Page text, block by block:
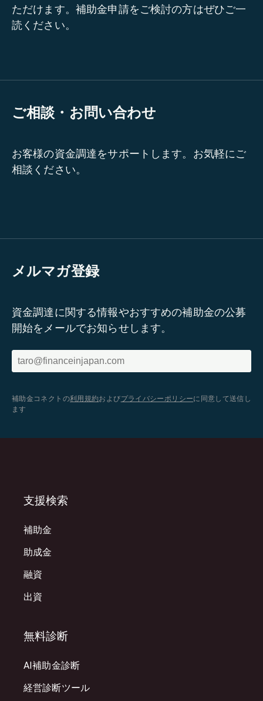
ただけます。補助金申請をご検討の方はぜひご一
読ください。
ご相談・お問い合わせ
お客様の資金調達をサポートします。お気軽にご
相談ください。
メルマガ登録
資金調達に関する情報やおすすめの補助金の公募
開始をメールでお知らせします。
補助金コネクトの利用規約およびプライバシーポリシーに同意して送信し
ます
支援検索
補助金
助成金
融資
出資
無料診断
AI補助金診断
経営診断ツール